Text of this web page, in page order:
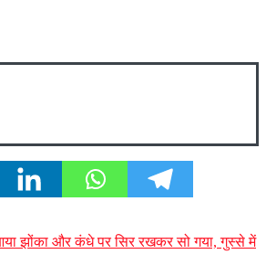
झोंका और कंधे पर सिर रखकर सो गया, गुस्से में